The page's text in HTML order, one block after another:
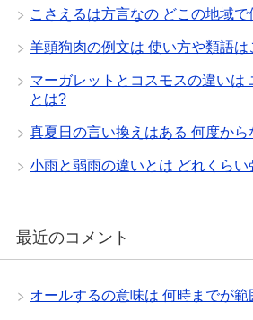
こさえるは方言なの どこの地域で
羊頭狗肉の例文は 使い方や類語
マーガレットとコスモスの違いは
とは?
真夏日の言い換えはある 何度から
小雨と弱雨の違いとは どれくらい
最近のコメント
オールするの意味は 何時までが範